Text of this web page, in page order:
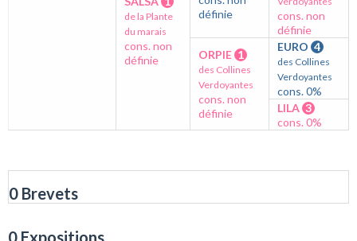
de la Plante
du marais
cons. non
définie
définie
cons. non
définie
ORPIE 1
des Collines
Verdoyantes
cons. non
définie
EURO 4
des Collines
Verdoyantes
cons. 0%
LILA 3
cons. 0%
0 Brevets